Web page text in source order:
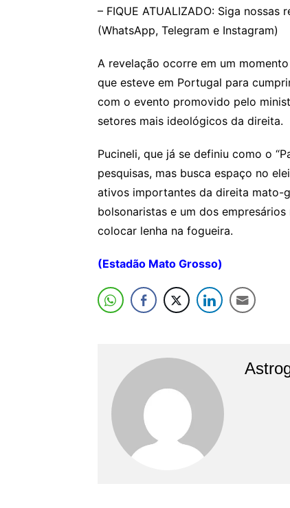
– FIQUE ATUALIZADO: Siga
(WhatsApp, Telegram e Instagram)
A revelação ocorre em um
que esteve em Portugal para
com o evento promovido pelo
setores mais ideológicos da direita.
Pucineli, que já se definiu como o
pesquisas, mas busca espaço no
ativos importantes da direita mato-
bolsonaristas e um dos
colocar lenha na fogueira.
(Estadão Mato Grosso)